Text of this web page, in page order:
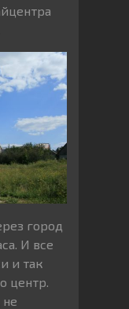
город
И все
и так
центр.
не